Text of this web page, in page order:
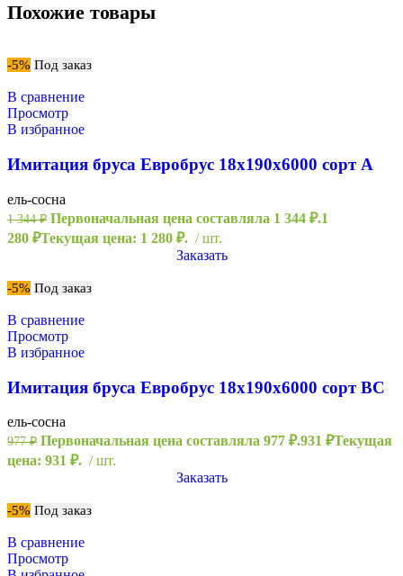
Похожие товары
-5% Под заказ
В сравнение
Просмотр
В избранное
Имитация бруса Евробрус 18х190х6000 сорт А
ель-сосна
1 344₽ Первоначальная цена составляла 1 344 ₽.1
280 ₽Текущая цена: 1 280 ₽.
шт.
Заказать
-5% Под заказ
В сравнение
Просмотр
В избранное
Имитация бруса Евробрус 18х190х6000 сорт ВС
ель-сосна
977₽ Первоначальная цена составляла 977 ₽.931 ₽Текущая
цена: 931 ₽.
шт.
Заказать
-5% Под заказ
В сравнение
Просмотр